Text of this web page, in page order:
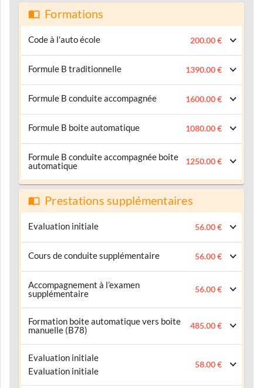
Formations
Code à l'auto école 200.00 €
Formule B traditionnelle 1390.00 €
Formule B conduite accompagnée 1600.00 €
Formule B boite automatique 1080.00 €
Formule B conduite accompagnée boite
automatique
1250.00 €
Prestations supplémentaires
Evaluation initiale 56.00 €
Cours de conduite supplémentaire 56.00 €
Accompagnement à l’examen
supplémentaire
56.00 €
Formation boite automatique vers boite
manuelle (B78)
485.00 €
Evaluation initiale
Evaluation initiale
58.00 €